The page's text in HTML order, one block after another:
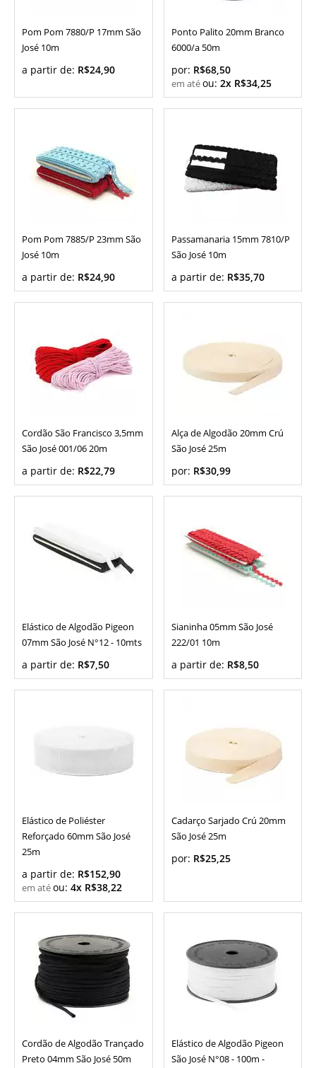
Pom Pom 7880/P 17mm São
José 10m
a partir de: R$24,90
Ponto Palito 20mm Branco
6000/a 50m
por: R$68,50
ou: 2x R$34,25
Pom Pom 7885/P 23mm São
José 10m
a partir de: R$24,90
Passamanaria 15mm 7810/P
São José 10m
a partir de: R$35,70
Cordão São Francisco 3,5mm
São José 001/06 20m
a partir de: R$22,79
Alça de Algodão 20mm Crú
São José 25m
por: R$30,99
Elástico de Algodão Pigeon
07mm São José N°12 - 10mts
a partir de: R$7,50
Sianinha 05mm São José
222/01 10m
a partir de: R$8,50
Elástico de Poliéster
Reforçado 60mm São José
25m
a partir de: R$152,90
ou: 4x R$38,22
Cadarço Sarjado Crú 20mm
São José 25m
por: R$25,25
Cordão de Algodão Trançado
Preto 04mm São José 50m
Elástico de Algodão Pigeon
São José N°08 - 100m -